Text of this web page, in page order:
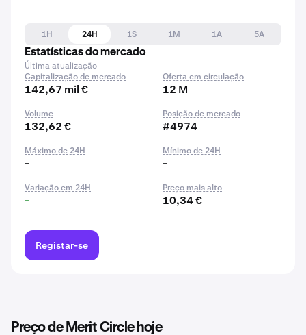
1H 24H 1S 1M 1A
5A
Estatísticas do mercado
Última atualização
Capitalização de mercado
142,67 mil €
Oferta em circulação
12 M
Volume
132,62 €
Posição de mercado
#4974
Máximo de 24H
-
Mínimo de 24H
-
Variação em 24H
-
Preço mais alto
10,34 €
Registar-se
Preço de Merit Circle hoje